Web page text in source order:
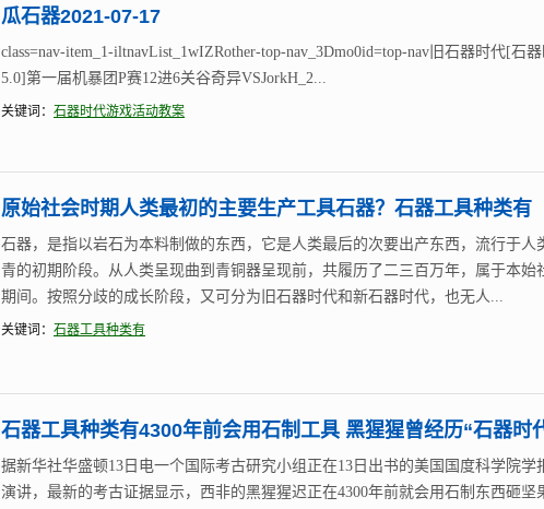
瓜石器2021-07-17
class=nav-item_1-iltnavList_1wIZRother-top-nav_3Dmo0id=top-nav旧石器时代[石
5.0]第一届机暴团P赛12进6关谷奇异VSJorkH_2...
关键词： 石器时代游戏活动教案
原始社会时期人类最初的主要生产工具石器？石器工具种类有
石器，是指以岩石为本料制做的东西，它是人类最后的次要出产东西，流行于人
青的初期阶段。从人类呈现曲到青铜器呈现前，共履历了二三百万年，属于本始
期间。按照分歧的成长阶段，又可分为旧石器时代和新石器时代，也无人...
关键词： 石器工具种类有
石器工具种类有4300年前会用石制工具 黑猩猩曾经历“石器时
据新华社华盛顿13日电一个国际考古研究小组正在13日出书的美国国度科学院学
演讲，最新的考古证据显示，西非的黑猩猩迟正在4300年前就会用石制东西砸坚